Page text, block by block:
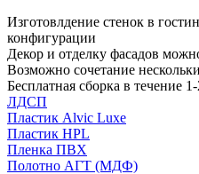
Изготовлдение стенок в
конфигурации
Декор и отделку фасадов
Возможно сочетание
Бесплатная сборка в течение
ЛДСП
Пластик Alvic Luxe
Пластик HPL
Пленка ПВХ
Полотно АГТ (МДФ)